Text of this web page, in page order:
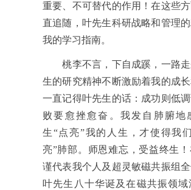
重要、不可替代的作用！在这些
直追随，叶先生科研战略和管理
我的学习指南。
桃李不言，下自成蹊，一路走
生的研究精神不断激励着我的成长
一直记得叶先生的话：成功则低
败要愈挫愈奋。我发自肺腑地
生“点亮”我的人生，才使得我
亮”肺部。师恩难忘，受益终生
谨代表我个人及超灵敏磁共振组
叶先生八十华诞及在磁共振领域